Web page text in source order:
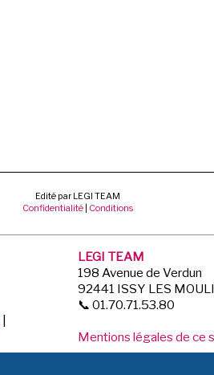
Edité par LEGI TEAM
Confidentialité Conditions
LEGI TEAM
198 Avenue de Verdun
92441 ISSY LES
📞 01.70.71.53.80
Mentions légales de ce